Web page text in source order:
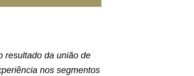
resultado da união de
nos segmentos